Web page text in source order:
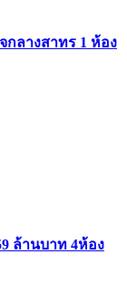
กลางสาทร 1 ห้อง
ล้านบาท 4ห้อง